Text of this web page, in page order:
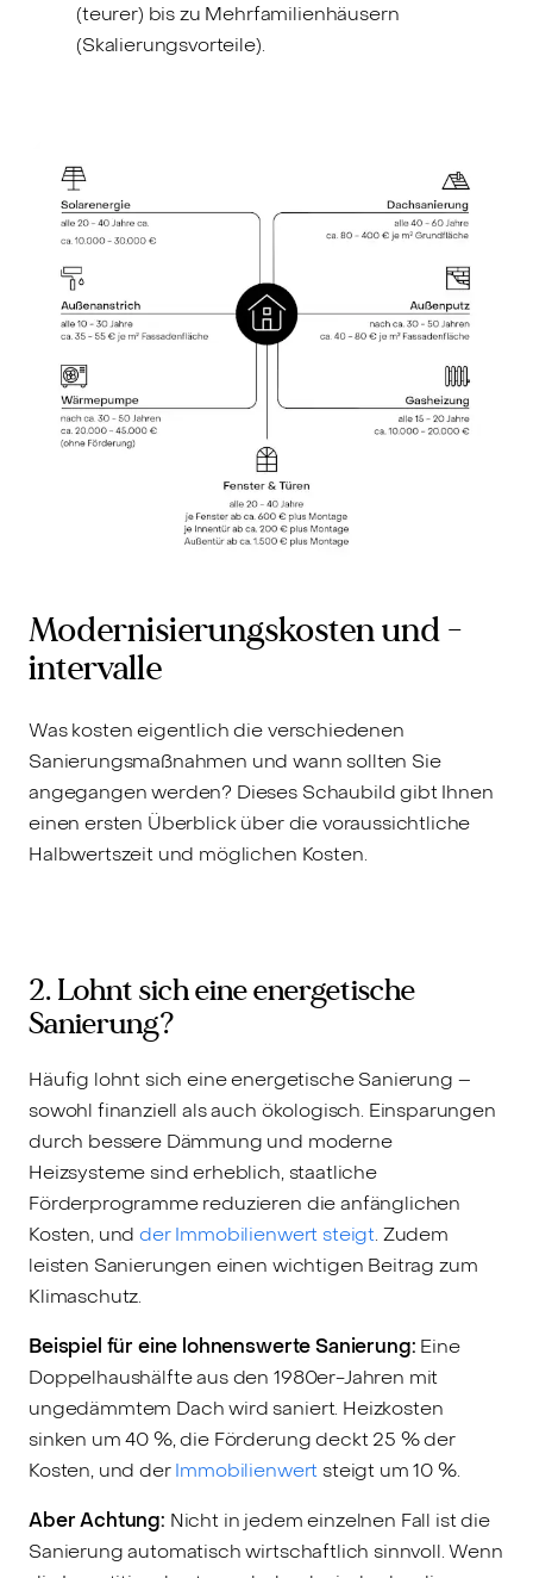
(teurer) bis zu Mehrfamilienhäusern
(Skalierungsvorteile).
Modernisierungskosten und -
intervalle
Was kosten eigentlich die verschiedenen
Sanierungsmaßnahmen und wann sollten Sie
angegangen werden? Dieses Schaubild gibt Ihnen
einen ersten Überblick über die voraussichtliche
Halbwertszeit und möglichen Kosten.
2. Lohnt sich eine energetische
Sanierung?
Häufig lohnt sich eine energetische Sanierung –
sowohl finanziell als auch ökologisch. Einsparungen
durch bessere Dämmung und moderne
Heizsysteme sind erheblich, staatliche
Förderprogramme reduzieren die anfänglichen
Kosten, undder Immobilienwert steigt. Zudem
leisten Sanierungen einen wichtigen Beitrag zum
Klimaschutz.
Beispiel für eine lohnenswerte Sanierung: Eine
Doppelhaushälfte aus den 1980er-Jahren mit
ungedämmtem Dach wird saniert. Heizkosten
sinken um 40 %, die Förderung deckt 25 % der
Kosten, und derImmobilienwert steigt um 10 %.
Aber Achtung: Nicht in jedem einzelnen Fall ist die
Sanierung automatisch wirtschaftlich sinnvoll. Wenn